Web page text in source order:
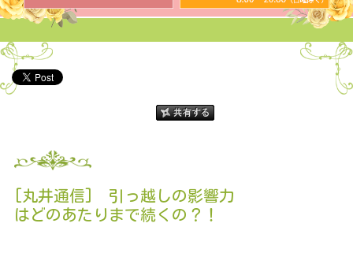
[丸井通信] 引っ越しの影響力
はどのあたりまで続くの？！